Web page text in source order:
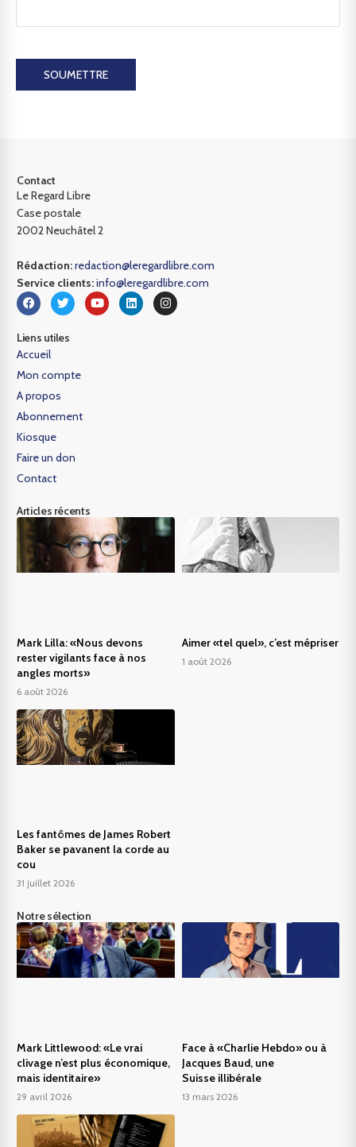
SOUMETTRE
Contact
Le Regard Libre
Case postale
2002 Neuchâtel 2
Rédaction:redaction@leregardlibre.com
Service clients:info@leregardlibre.com
Liens utiles
Accueil
Mon compte
A propos
Abonnement
Kiosque
Faire un don
Contact
Articles récents
Mark Lilla: «Nous devons
rester vigilants face à nos
angles morts»
6 août 2026
Aimer «tel quel», c’est mépriser
1 août 2026
Les fantômes de James Robert
Baker se pavanent la corde au
cou
31 juillet 2026
Notre sélection
Mark Littlewood: «Le vrai
clivage n’est plus économique,
mais identitaire»
29 avril 2026
Face à «Charlie Hebdo» ou à
Jacques Baud, une
Suisse illibérale
13 mars 2026